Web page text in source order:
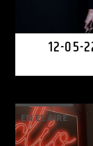
12-05-
EN EL AIRE